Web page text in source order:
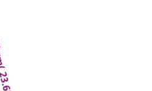
боядисана